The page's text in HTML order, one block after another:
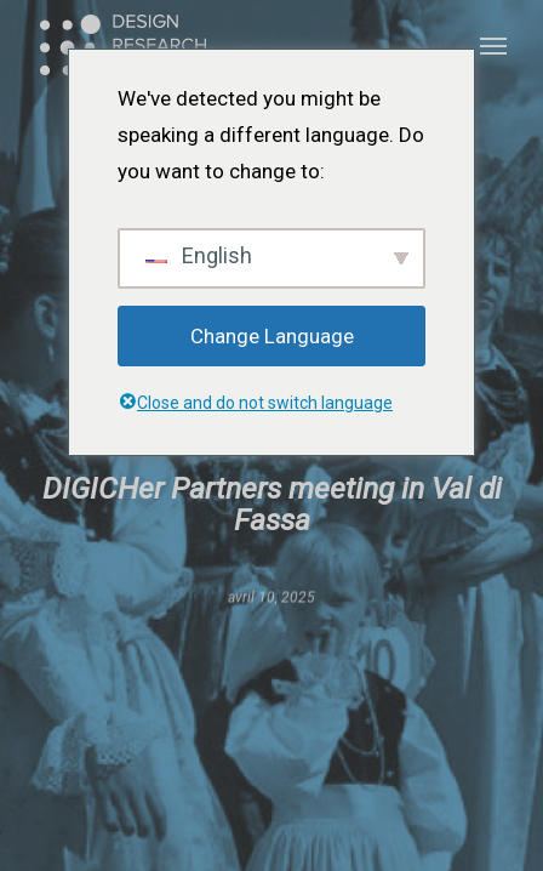
Skip
content
DIGICHer Partners meeting in Val di
Fassa
avril 10, 2025
We've detected you might be
speaking a different language. Do
you want to change to:
English
Change Language
Close and do not switch language